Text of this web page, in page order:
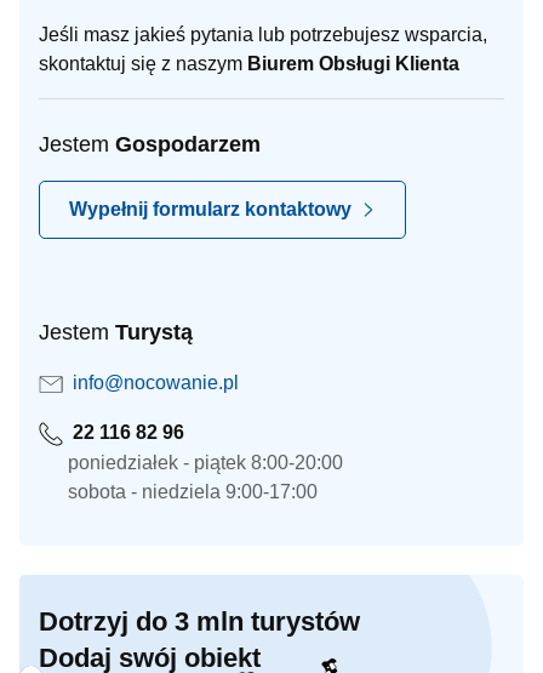
Jeśli masz jakieś pytania lub potrzebujesz wsparcia,
skontaktuj się z naszym Biurem Obsługi Klienta
Jestem Gospodarzem
Wypełnij formularz kontaktowy
Jestem Turystą
info@nocowanie.pl
22 116 82 96
poniedziałek - piątek 8:00-20:00
sobota - niedziela 9:00-17:00
Dotrzyj do 3 mln turystów
Dodaj swój obiekt